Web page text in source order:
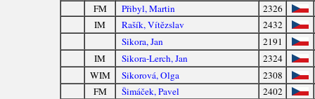
FM
Přibyl, Martin
2326
IM
Rašík, Vítězslav
2432
Sikora, Jan
2191
IM
Sikora-Lerch, Jan
2324
WIM
Sikorová, Olga
2308
FM
Šimáček, Pavel
2402